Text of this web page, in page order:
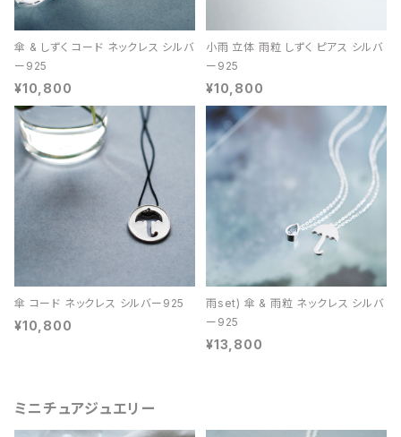
傘 & しずく コード ネックレス シルバ
ー925
¥10,800
小雨 立体 雨粒 しずく ピアス シルバ
ー925
¥10,800
傘 コード ネックレス シルバー925
¥10,800
雨set) 傘 & 雨粒 ネックレス シルバ
ー925
¥13,800
ミニチュアジュエリー